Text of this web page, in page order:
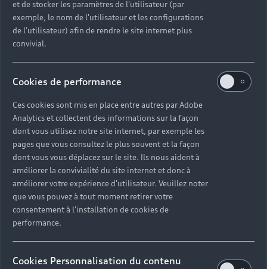
Retour en haut
Accès rapides
Quelle Audi me correspond ?
Tous les modèles
Recherche de véhicules neufs
Véhicules d'occasion disponibles
Offres pour les professionnels
Demander un essai
Informations et Service Clients
Modèles
Électrique
Hybride rechargeable
Citadine
Compacte
Berline
Achat et location
Offres du moment
Configurer mon Audi
Réservation et option d'achat
Garanties Audi
Pour les professionnels
Voiture électrique
Voiture hybride
Votre Audi
Offres Après-Vente
Univers Audi
et de stocker les paramètres de l'utilisateur (par
exemple, le nom de l'utilisateur et les configurations
de l'utilisateur) afin de rendre le site internet plus
convivial.
Cookies de performance
Ces cookies sont mis en place entre autres par Adobe
Analytics et collectent des informations sur la façon
dont vous utilisez notre site internet, par exemple les
pages que vous consultez le plus souvent et la façon
dont vous vous déplacez sur le site. Ils nous aident à
améliorer la convivialité du site internet et donc à
améliorer votre expérience d'utilisateur. Veuillez noter
que vous pouvez à tout moment retirer votre
consentement à l'installation de cookies de
performance.
Cookies Personnalisation du contenu